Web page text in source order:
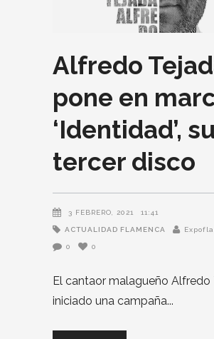
Alfredo
pone en
‘Identidad’,
tercer disco
3 FEBRERO, 2021 11:41
ACTUALIDAD FLAMENCA
0 0
El cantaor malagueño Alfredo
iniciado una campaña